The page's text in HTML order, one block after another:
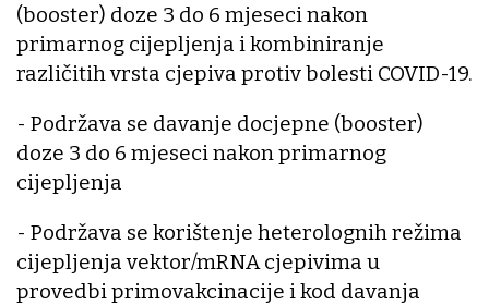
(booster) doze 3 do 6 mjeseci nakon
primarnog cijepljenja i kombiniranje
različitih vrsta cjepiva protiv bolesti COVID-19.
- Podržava se davanje docjepne (booster)
doze 3 do 6 mjeseci nakon primarnog
cijepljenja
- Podržava se korištenje heterolognih režima
cijepljenja vektor/mRNA cjepivima u
provedbi primovakcinacije i kod davanja